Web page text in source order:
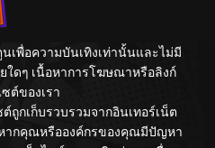
เพื่อความบันเทิงเท่านั้นและไม่มี
ใดๆ เนื้อหาการโฆษณาหรือลิงก์
ต์ของเรา
กเก็บรวบรวมจากอินเทอร์เน็ต
ากคุณหรือองค์กรของคุณมีปัญหา